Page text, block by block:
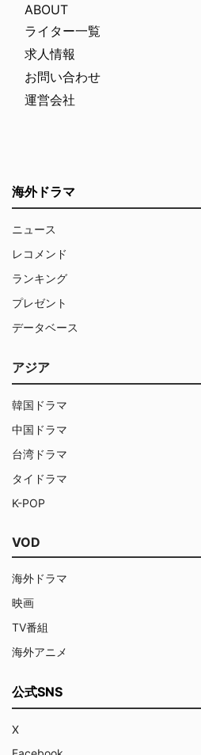
ABOUT
ライター一覧
求人情報
お問い合わせ
運営会社
海外ドラマ
ニュース
レコメンド
ランキング
プレゼント
データベース
アジア
韓国ドラマ
中国ドラマ
台湾ドラマ
タイドラマ
K-POP
VOD
海外ドラマ
映画
TV番組
海外アニメ
公式SNS
X